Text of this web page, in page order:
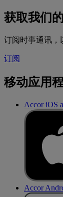
获取我们
订阅时事通讯，
订阅
移动应用
Accor iOS
Accor